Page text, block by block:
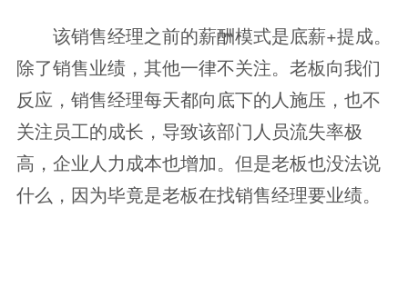
该销售经理之前的薪酬模式是底薪+提成。
除了销售业绩，其他一律不关注。老板向我们
反应，销售经理每天都向底下的人施压，也不
关注员工的成长，导致该部门人员流失率极
高，企业人力成本也增加。但是老板也没法说
什么，因为毕竟是老板在找销售经理要业绩。